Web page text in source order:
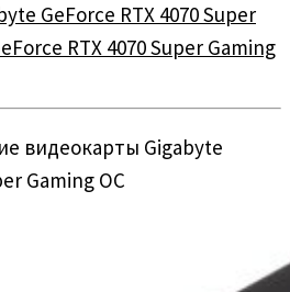
GeForce RTX 4070 Super
RTX 4070 Super Gaming
видеокарты Gigabyte
Gaming OC